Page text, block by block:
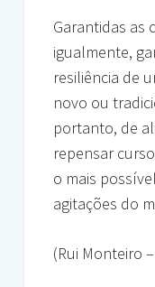
Garantidas as
igualmente,
resiliência de
novo ou
portanto, de
repensar
o mais
agitações do
(Rui Monteiro